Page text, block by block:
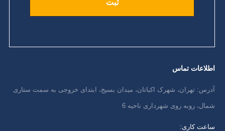
اطلاعات تماس
آدرس: تهران، شهرک اکباتان، میدان بسیج، ابتدای خروجی به سمت ستاری
شمال، روبه روی شهرداری ناحیه 6
ساعت کاری: